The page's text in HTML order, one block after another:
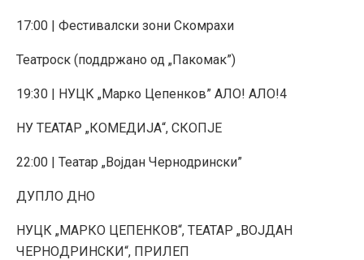
17:00 | Фестивалски зони Скомрахи
Театроск (поддржано од „Пакомак”)
19:30 | НУЦК „Марко Цепенков” АЛО! АЛО!4
НУ ТЕАТАР „КОМЕДИЈА“, СКОПЈЕ
22:00 | Театар „Војдан Чернодрински”
ДУПЛО ДНО
НУЦК „МАРКО ЦЕПЕНКОВ“, ТЕАТАР „ВОЈДАН
ЧЕРНОДРИНСКИ“, ПРИЛЕП